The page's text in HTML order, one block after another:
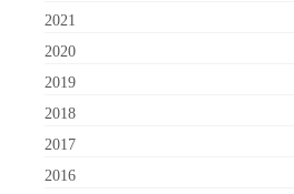
2021
2020
2019
2018
2017
2016